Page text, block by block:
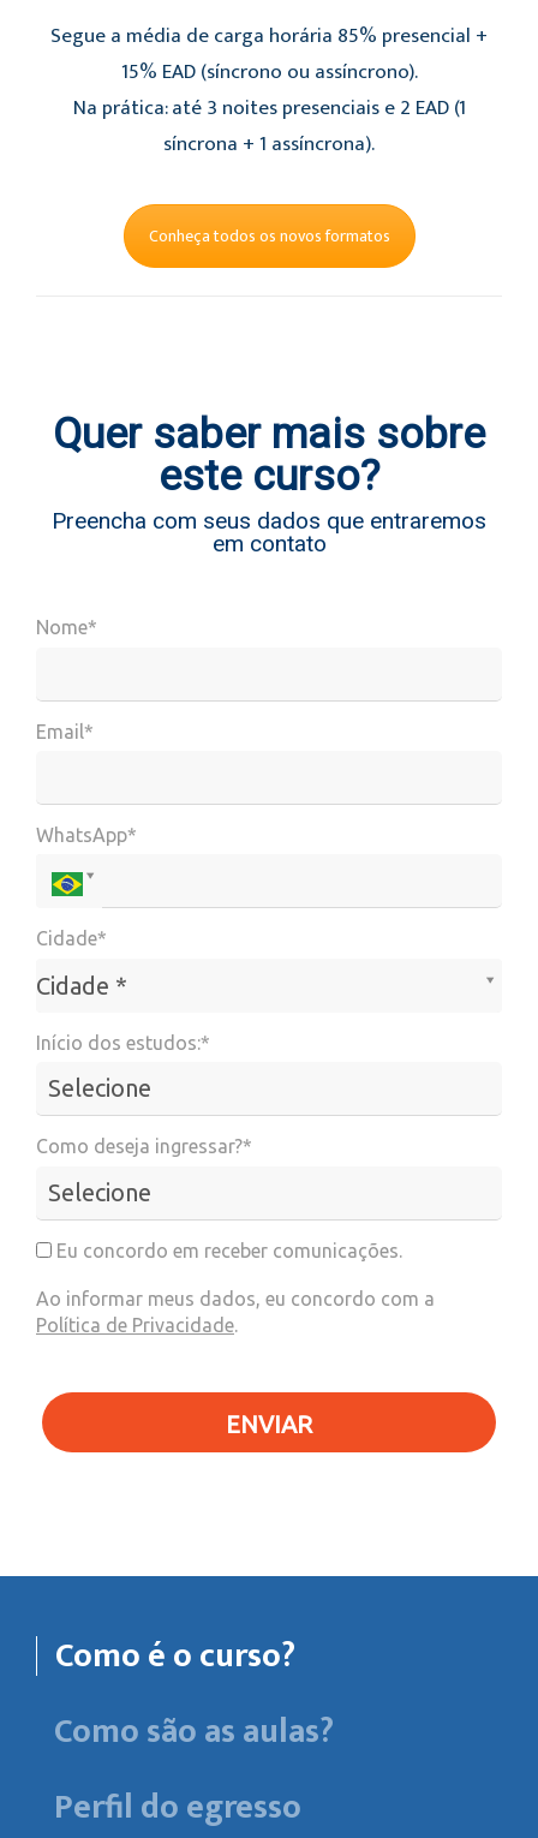
Segue a média de carga horária 85% presencial +
15% EAD (síncrono ou assíncrono).
Na prática: até 3 noites presenciais e 2 EAD (1
síncrona + 1 assíncrona).
Conheça todos os novos formatos
Quer saber mais sobre
este curso?
Preencha com seus dados que entraremos
em contato
Nome*
Email*
WhatsApp*
Cidade*
Cidade *
Cidade*
Início dos estudos:*
Como deseja ingressar?*
Eu concordo em receber comunicações.
Ao informar meus dados, eu concordo com a
Política de Privacidade.
ENVIAR
Como é o curso?
Como são as aulas?
Perfil do egresso